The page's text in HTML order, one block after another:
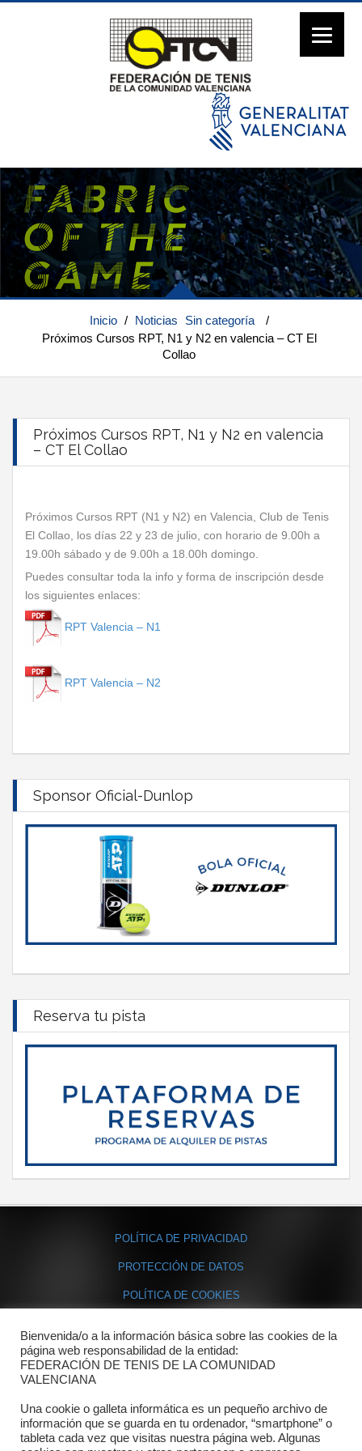
Inicio / Noticias Sin categoría
/
Próximos Cursos RPT, N1 y N2 en valencia – CT El
Collao
Próximos Cursos RPT, N1 y N2 en valencia
– CT El Collao
Próximos Cursos RPT (N1 y N2) en Valencia, Club de Tenis
El Collao, los días 22 y 23 de julio, con horario de 9.00h a
19.00h sábado y de 9.00h a 18.00h domingo.
Puedes consultar toda la info y forma de inscripción desde
los siguientes enlaces:
RPT Valencia – N1
RPT Valencia – N2
Sponsor Oficial-Dunlop
Reserva tu pista
POLÍTICA DE PRIVACIDAD
PROTECCIÓN DE DATOS
POLÍTICA DE COOKIES
Contacto
Dónde estamos
Directorio departamentos
Horario
Bienvenida/o a la información básica sobre las cookies de la
página web responsabilidad de la entidad:
FEDERACIÓN DE TENIS DE LA COMUNIDAD
VALENCIANA
Una cookie o galleta informática es un pequeño archivo de
información que se guarda en tu ordenador, “smartphone” o
tableta cada vez que visitas nuestra página web. Algunas